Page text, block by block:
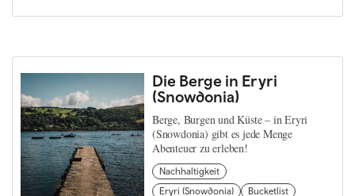
Die Berge in Eryri
(Snowdonia)
Berge, Burgen und Küste – in Eryri
(Snowdonia) gibt es jede Menge
Abenteuer zu erleben!
Nachhaltigkeit
Eryri (Snowdonia)
Bucketlist